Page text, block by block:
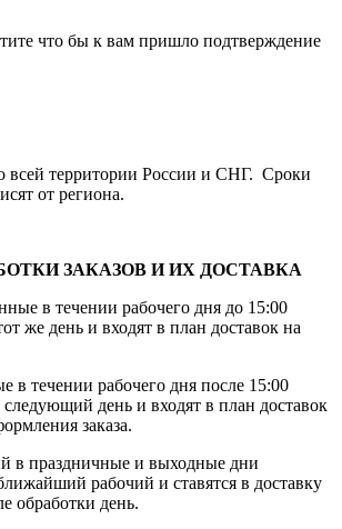
что бы к вам пришло подтверждение
всей территории России и СНГ. Сроки
от региона.
ЗАКАЗОВ И ИХ ДОСТАВКА
в течении рабочего дня до 15:00
же день и входят в план доставок на
в течении рабочего дня после 15:00
день и входят в план доставок
заказа.
в праздничные и выходные дни
рабочий и ставятся в доставку
обработки день.